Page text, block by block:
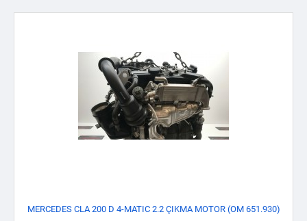
MERCEDES CLA 200 D 4-MATIC 2.2 ÇIKMA MOTOR (OM 651.930)